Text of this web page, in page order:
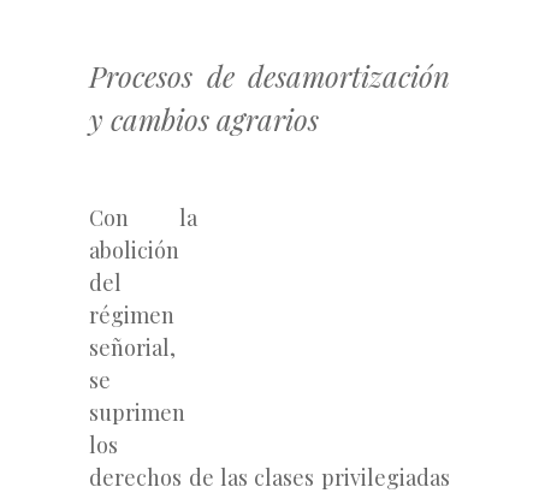
Procesos de desamortización
y cambios agrarios
Con la
abolición
del
régimen
señorial,
se
suprimen
los
derechos de las clases privilegiadas